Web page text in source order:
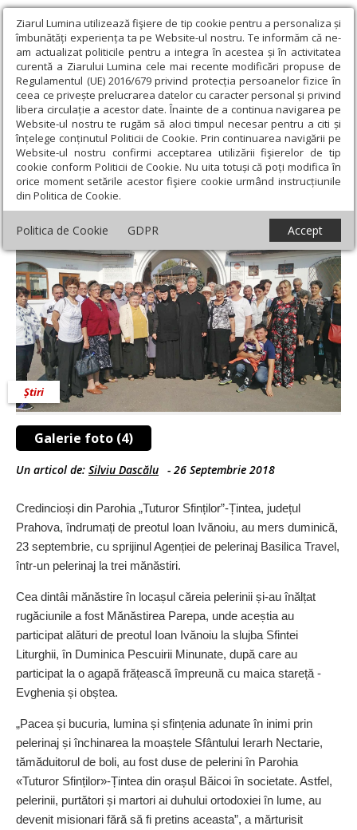
Ziarul Lumina utilizează fişiere de tip cookie pentru a personaliza și
îmbunătăți experiența ta pe Website-ul nostru. Te informăm că ne-
am actualizat politicile pentru a integra în acestea și în activitatea
curentă a Ziarului Lumina cele mai recente modificări propuse de
Regulamentul (UE) 2016/679 privind protecția persoanelor fizice în
ceea ce privește prelucrarea datelor cu caracter personal și privind
libera circulație a acestor date. Înainte de a continua navigarea pe
Website-ul nostru te rugăm să aloci timpul necesar pentru a citi și
înțelege conținutul Politicii de Cookie. Prin continuarea navigării pe
Website-ul nostru confirmi acceptarea utilizării fişierelor de tip
cookie conform Politicii de Cookie. Nu uita totuși că poți modifica în
orice moment setările acestor fişiere cookie urmând instrucțiunile
din Politica de Cookie.
Politica de Cookie GDPR Accept
Ziarul Lumina › Actualitate religioasă › Știri › Pelerinaj al
credincioșilor din Parohia Țintea
Pelerinaj al credincioșilor din Parohia
Țintea
Galerie foto (4)
Știri
Un articol de: Silviu Dascălu - 26 Septembrie 2018
Credincioși din Parohia „Tuturor Sfinților”-Țintea, județul
Prahova, îndrumați de preotul Ioan Ivănoiu, au mers duminică,
23 septembrie, cu sprijinul Agenției de pelerinaj Basilica Travel,
într-un pelerinaj la trei mănăstiri.
Cea dintâi mănăstire în locașul căreia pelerinii și-au înălțat
rugăciunile a fost Mănăstirea Parepa, unde aceștia au
participat alături de preotul Ioan Ivănoiu la slujba Sfintei
Liturghii, în Duminica Pescuirii Minunate, după care au
participat la o agapă frățească împreună cu maica stareță ­
Evghenia și obștea.
„Pacea și bucuria, lumina și sfințenia adunate în inimi prin
pelerinaj și închinarea la moaștele Sfântului Ierarh Nectarie,
tămăduitorul de boli, au fost duse de pelerini în Parohia
«Tuturor Sfinților»-Țintea din orașul Băicoi în societate. Astfel,
pelerinii, purtători și martori ai duhului ortodoxiei în lume, au
devenit misionari fără să fi pretins aceasta”, a mărturisit